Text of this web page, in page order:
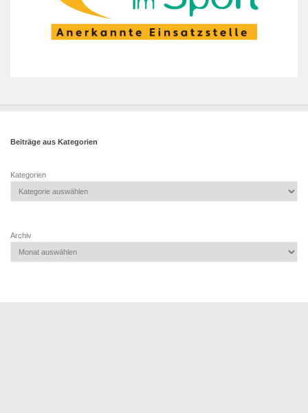
Beiträge aus Kategorien
Kategorien
Archiv